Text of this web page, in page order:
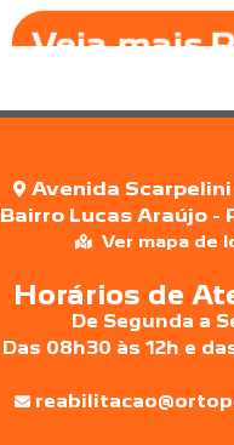
Veja mais
Avenida Scarpelini
Bairro Lucas Araújo -
Ver mapa de
Horários de
De Segunda a
Das 08h30 às 12h e